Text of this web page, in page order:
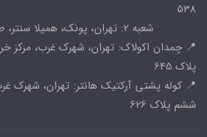
538
شعبه 2: تهران، پونک، همیلا سنتر، طبقه اول 143
📍 چمدان اکولاک: تهران، شهرک غرب، مرکز
پلاک 645
📍 کوله پشتی آرکتیک هانتر: تهران، شهرک
ششم پلاک 626